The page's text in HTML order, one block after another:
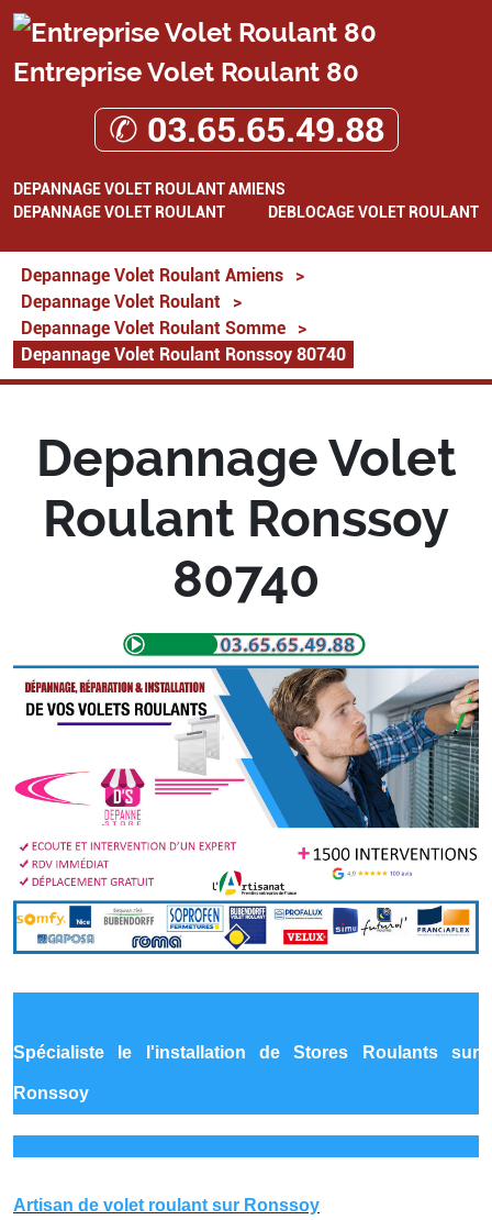
Entreprise Volet Roulant 80
✆ 03.65.65.49.88
DEPANNAGE VOLET ROULANT AMIENS
DEPANNAGE VOLET ROULANT
DEBLOCAGE VOLET ROULANT
Depannage Volet Roulant Amiens
>
Depannage Volet Roulant
>
Depannage Volet Roulant Somme
>
Depannage Volet Roulant Ronssoy 80740
Depannage Volet
Roulant Ronssoy
80740
Spécialiste le l'installation de Stores Roulants sur
Ronssoy
Artisan de volet roulant sur Ronssoy